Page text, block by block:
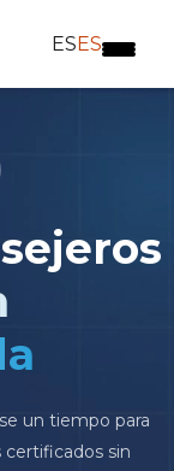
ESES
un tiempo para
certificados sin